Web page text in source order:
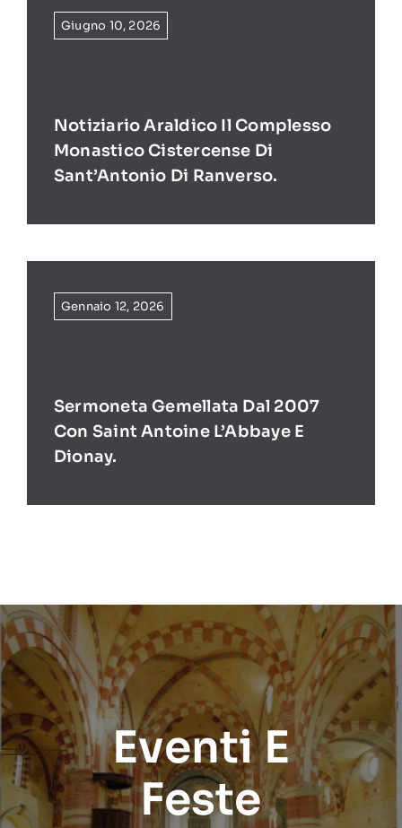
Giugno 10, 2026
Notiziario Araldico Il Complesso
Monastico Cistercense Di
Sant’Antonio Di Ranverso.
Gennaio 12, 2026
Sermoneta Gemellata Dal 2007
Con Saint Antoine L’Abbaye E
Dionay.
Eventi E
Feste